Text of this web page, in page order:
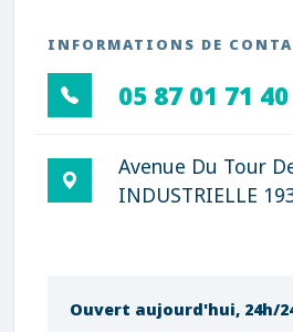
INFORMATIONS DE
05 87 01 71 40
Avenue Du Tour
INDUSTRIELLE
Ouvert aujourd'hui, 24h/